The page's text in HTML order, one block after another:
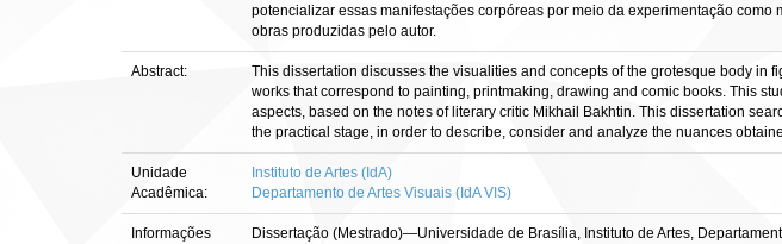
potencializar essas manifestações corpóreas por meio da experimentação
obras produzidas pelo autor.
Abstract:
This dissertation discusses the visualities and concepts of the grotesque body in
works that correspond to painting, printmaking, drawing and comic books. This
aspects, based on the notes of literary critic Mikhail Bakhtin. This dissertation
the practical stage, in order to describe, consider and analyze the nuances
Unidade
Acadêmica:
Instituto de Artes (IdA)
Departamento de Artes Visuais (IdA VIS)
Informações
Dissertação (Mestrado)—Universidade de Brasília, Instituto de Artes,